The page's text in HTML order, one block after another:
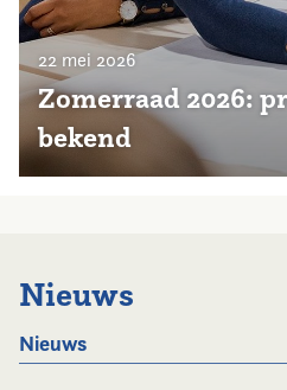
22 mei 2026
Zomerraad 2026:
bekend
Nieuws
Nieuws